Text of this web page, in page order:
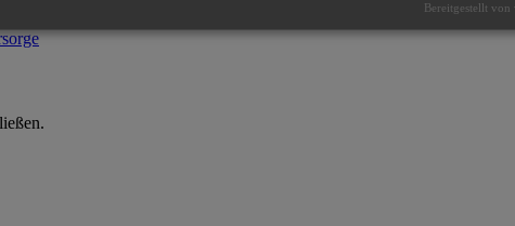
Bereitgestellt von